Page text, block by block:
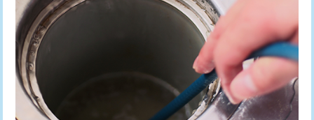
給水管工事※（ライニング鋼管・銅
管・ポリ管・HT管使用/3ｍ超え)
+8,800円
排水管工事（土の掘削・埋め戻し作
業）
11,000円~
排水管工事（排水管工事/3ｍまで） 55,000円
カメラ調査 33,000円
桝清掃 8,800円
止水・漏水調査・防水処理・清掃・修
理・調整・分解・加工など（軽作業）
11,000円